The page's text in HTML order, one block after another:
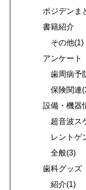
ポジデンま
書籍紹介
その他(1)
アンケート
歯周病予
保険関連
設備・機器
超音波ス
レントゲ
全般(3)
歯科グッズ
紹介(1)